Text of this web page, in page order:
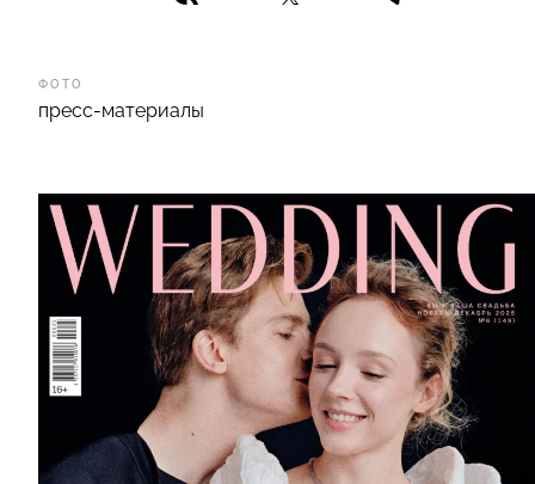
ФОТО
пресс-материалы